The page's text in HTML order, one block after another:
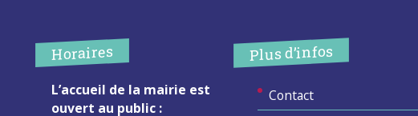
Horaires
L’accueil de la mairie est
ouvert au public :
Plus d’infos
Contact